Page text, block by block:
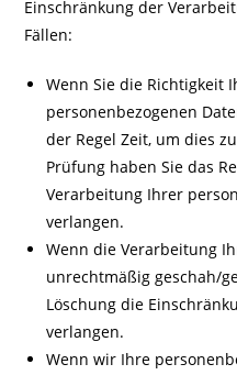
Einschränkung der
Fällen:
Wenn Sie die Richtigkeit
personenbezogenen
der Regel Zeit, um dies
Prüfung haben Sie das
Verarbeitung Ihrer
verlangen.
Wenn die Verarbeitung
unrechtmäßig geschah/
Löschung die
verlangen.
Wenn wir Ihre